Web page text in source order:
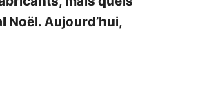
Noël. Aujourd’hui,